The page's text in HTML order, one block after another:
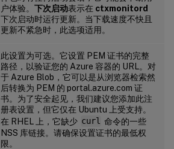
户体验。 下次启动表示在 ctxmonitord
下次启动时运行更新。当下载速度不快且
更新不紧急时，此选项适用。
此设置为可选。它设置 PEM 证书的完整
路径，以验证您的 Azure 容器的 URL。对
于 Azure Blob，它可以是从浏览器检索然
后转换为 PEM 的 portal.azure.com 证
书。为了安全起见，我们建议您添加此注
册表设置，但它仅在 Ubuntu 上受支持。
在 RHEL 上，它缺少 curl 命令的一些
NSS 库链接。请确保设置证书的最低权
限。